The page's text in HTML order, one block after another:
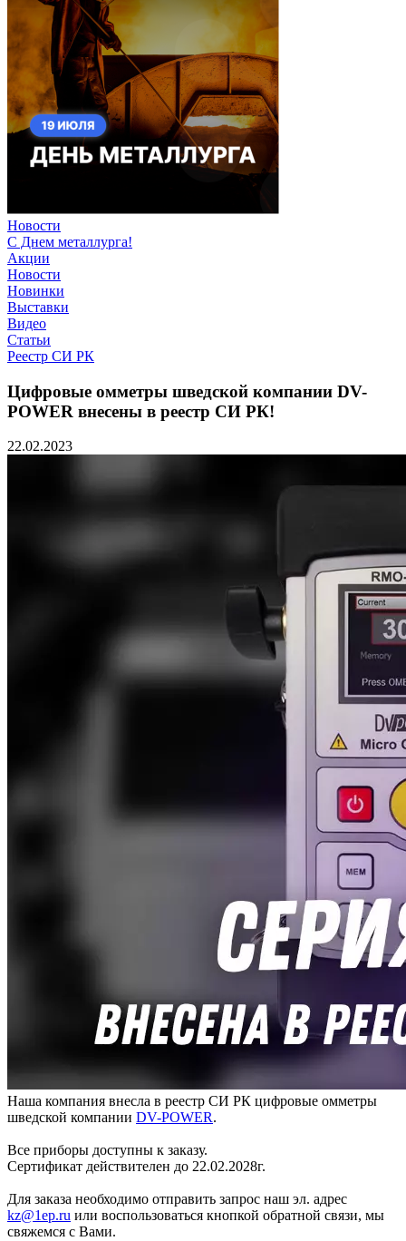
Новости
С Днем металлурга!
Акции
Новости
Новинки
Выставки
Видео
Статьи
Реестр СИ РК
Цифровые омметры шведской компании DV-
POWER внесены в реестр СИ РК!
22.02.2023
Наша компания внесла в реестр СИ РК цифровые омметры
шведской компании DV-POWER.
Все приборы доступны к заказу.
Сертификат действителен до 22.02.2028г.
Для заказа необходимо отправить запрос наш эл. адрес
kz@1ep.ru или воспользоваться кнопкой обратной связи, мы
свяжемся с Вами.